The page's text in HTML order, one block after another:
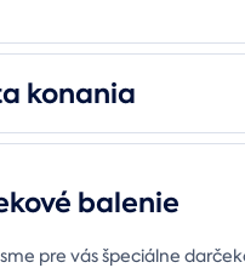
konania
balenie
pre vás špeciálne